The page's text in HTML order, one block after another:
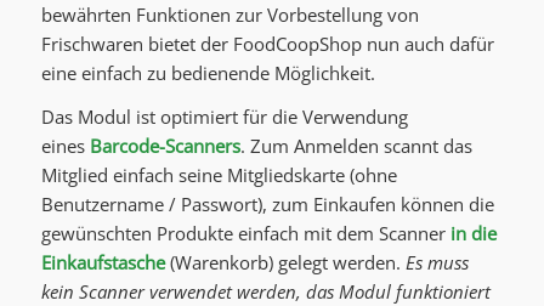
bewährten Funktionen zur Vorbestellung von
Frischwaren bietet der FoodCoopShop nun auch dafür
eine einfach zu bedienende Möglichkeit.
Das Modul ist optimiert für die Verwendung
eines Barcode-Scanners. Zum Anmelden scannt das
Mitglied einfach seine Mitgliedskarte (ohne
Benutzername / Passwort), zum Einkaufen können die
gewünschten Produkte einfach mit dem Scanner in die
Einkaufstasche(Warenkorb) gelegt werden. Es muss
kein Scanner verwendet werden, das Modul funktioniert